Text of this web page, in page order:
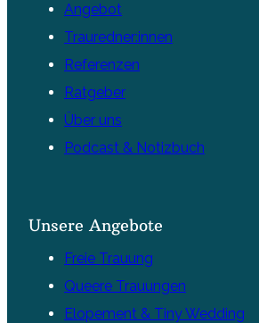
Angebot
Trauredner:innen
Referenzen
Ratgeber
Über uns
Podcast & Notizbuch
Unsere Angebote
Freie Trauung
Queere Trauungen
Elopement & Tiny Wedding